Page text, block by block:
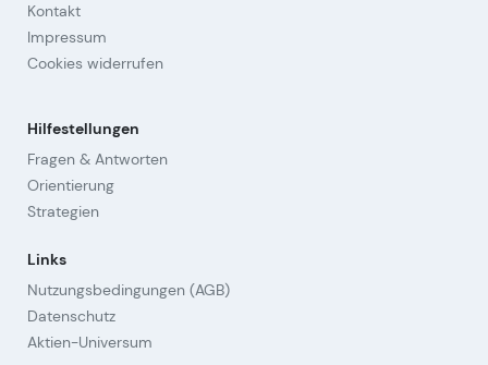
Kontakt
Impressum
Cookies widerrufen
Hilfestellungen
Fragen & Antworten
Orientierung
Strategien
Links
Nutzungsbedingungen (AGB)
Datenschutz
Aktien-Universum